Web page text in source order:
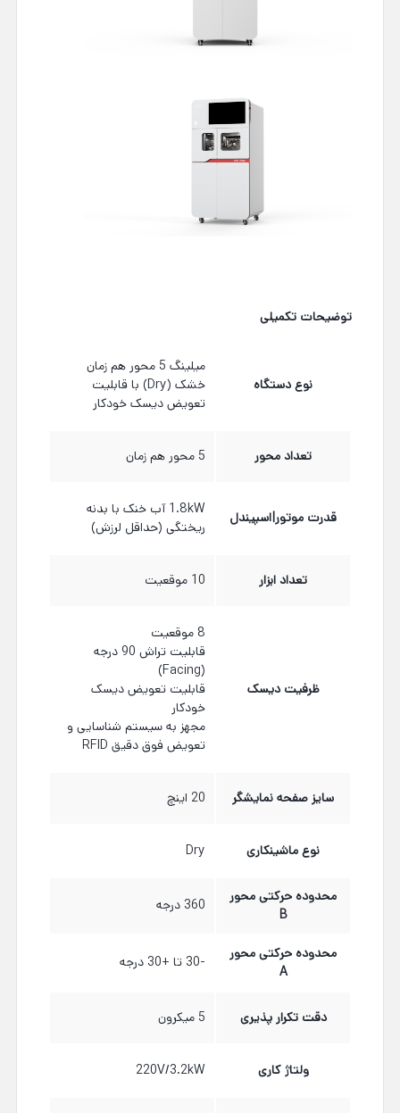
توضیحات تکمیلی
نوع دستگاه
میلینگ 5 محور هم زمان
خشک (Dry) با قابلیت
تعویض دیسک خودکار
تعداد محور 5 محور هم زمان
قدرت موتور|اسپیندل
1.8kW آب خنک با بدنه
ریختگی (حداقل لرزش)
تعداد ابزار 10 موقعیت
ظرفیت دیسک
8 موقعیت
قابلیت تراش 90 درجه
(Facing)
قابلیت تعویض دیسک
خودکار
مجهز به سیستم شناسایی و
تعویض فوق دقیق RFID
سایز صفحه نمایشگر 20 اینچ
نوع ماشینکاری Dry
محدوده حرکتی محور
B
360 درجه
محدوده حرکتی محور
A
-30 تا +30 درجه
دقت تکرار پذیری 5 میکرون
ولتاژ کاری 220V/3.2kW